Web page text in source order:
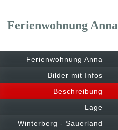
Ferienwohnung Anna
Ferienwohnung Anna
Bilder mit Infos
Beschreibung
Lage
Winterberg - Sauerland